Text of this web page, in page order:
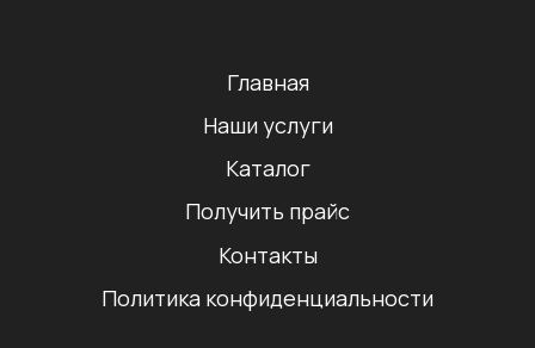
Главная
Наши услуги
Каталог
Получить прайс
Контакты
Политика конфиденциальности